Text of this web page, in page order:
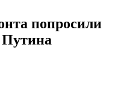
попросили